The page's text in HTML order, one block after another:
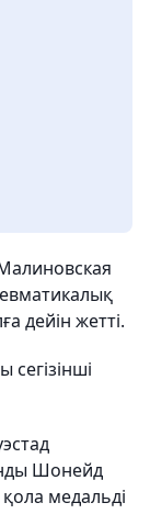
дейін жетті.
Шонейд
медальді